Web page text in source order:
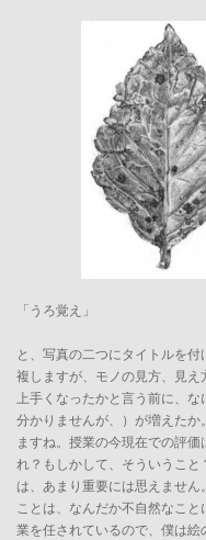
「うろ覚え」
と、写真の二つにタイトルを
複しますが、モノの見方、見
上手くなったかと言う前に、
分かりませんが、）が増えた
ますね。授業の今現在での評
れ？もしかして、そういうこ
は、あまり重要には思えませ
ことは、なんだか不自然なこ
業を任されているので、僕は